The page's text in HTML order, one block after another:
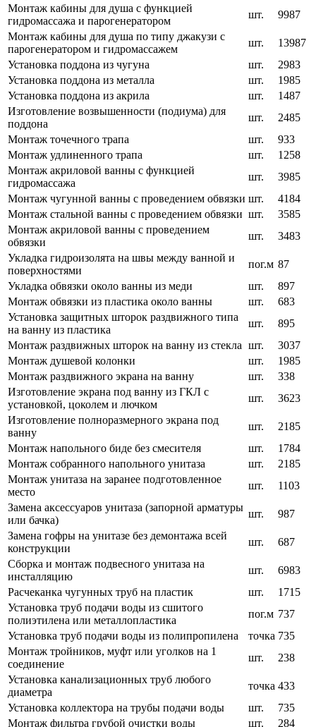
Монтаж кабины для душа с функцией
гидромассажа и парогенератором
шт.
9987
Монтаж кабины для душа по типу джакузи с
парогенератором и гидромассажем
шт.
13987
Установка поддона из чугуна
шт.
2983
Установка поддона из металла
шт.
1985
Установка поддона из акрила
шт.
1487
Изготовление возвышенности (подиума) для
поддона
шт.
2485
Монтаж точечного трапа
шт.
933
Монтаж удлиненного трапа
шт.
1258
Монтаж акриловой ванны с функцией
гидромассажа
шт.
3985
Монтаж чугунной ванны с проведением обвязки шт.
4184
Монтаж стальной ванны с проведением обвязки шт.
3585
Монтаж акриловой ванны с проведением
обвязки
шт.
3483
Укладка гидроизолята на швы между ванной и
поверхностями
пог.м 87
Укладка обвязки около ванны из меди
шт.
897
Монтаж обвязки из пластика около ванны
шт.
683
Установка защитных шторок раздвижного типа
на ванну из пластика
шт.
895
Монтаж раздвижных шторок на ванну из стекла шт.
3037
Монтаж душевой колонки
шт.
1985
Монтаж раздвижного экрана на ванну
шт.
338
Изготовление экрана под ванну из ГКЛ с
установкой, цоколем и лючком
шт.
3623
Изготовление полноразмерного экрана под
ванну
шт.
2185
Монтаж напольного биде без смесителя
шт.
1784
Монтаж собранного напольного унитаза
шт.
2185
Монтаж унитаза на заранее подготовленное
место
шт.
1103
Замена аксессуаров унитаза (запорной арматуры
или бачка)
шт.
987
Замена гофры на унитазе без демонтажа всей
конструкции
шт.
687
Сборка и монтаж подвесного унитаза на
инсталляцию
шт.
6983
Расчеканка чугунных труб на пластик
шт.
1715
Установка труб подачи воды из сшитого
полиэтилена или металлопластика
пог.м 737
Установка труб подачи воды из полипропилена
точка 735
Монтаж тройников, муфт или уголков на 1
соединение
шт.
238
Установка канализационных труб любого
диаметра
точка 433
Установка коллектора на трубы подачи воды
шт.
735
Монтаж фильтра грубой очистки воды
шт.
284